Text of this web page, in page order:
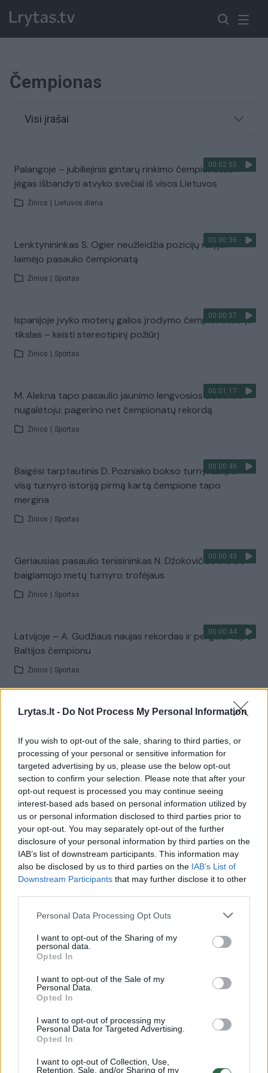
Lrytas.lt - Do Not Process My Personal Information
If you wish to opt-out of the sale, sharing to third parties, or
processing of your personal or sensitive information for
targeted advertising by us, please use the below opt-out
section to confirm your selection. Please note that after your
opt-out request is processed you may continue seeing
interest-based ads based on personal information utilized by
us or personal information disclosed to third parties prior to
your opt-out. You may separately opt-out of the further
disclosure of your personal information by third parties on the
IAB’s list of downstream participants. This information may
also be disclosed by us to third parties on the IAB’s List of
Downstream Participants that may further disclose it to other
Personal Data Processing Opt Outs
I want to opt-out of the Sharing of my
personal data.
Opted In
I want to opt-out of the Sale of my
Personal Data.
Opted In
I want to opt-out of processing my
Personal Data for Targeted Advertising.
Opted In
I want to opt-out of Collection, Use,
Retention, Sale, and/or Sharing of my
Čempionas
Visi įrašai
00:02:55
Palangoje – jubiliejinis gintarų rinkimo čempionatas:
jėgas išbandyti atvyko svečiai iš visos Lietuvos
Žinios Lietuvos diena
00:00:36
Lenktynininkas S. Ogier neužleidžia pozicijų ralyje:
laimėjo pasaulio čempionatą
Žinios Sportas
00:00:37
Ispanijoje įvyko moterų galios įrodymo čempionatas: jo
tikslas – keisti stereotipinį požiūrį
Žinios Sportas
00:01:17
M. Alekna tapo pasaulio jaunimo lengvosios atletikos
nugalėtoju: pagerino net čempionatų rekordą
Žinios Sportas
00:00:49
Baigėsi tarptautinis D. Pozniako bokso turnyras: per
visą turnyro istoriją pirmą kartą čempione tapo
mergina
Žinios Sportas
00:00:43
Geriausias pasaulio tenisininkas N. Džokovičius liko be
baigiamojo metų turnyro trofėjaus
Žinios Sportas
00:00:44
Latvijoje – A. Gudžiaus naujas rekordas ir pergalė: tapo
Baltijos čempionu
Žinios Sportas
00:00:40
Londono mišrių kovos menų turnyre neapsieita be
Žinios | Sportas
00:21:51
Čempionai 2019-05-25
Laidos | Čempionai
00:01:16
Tigerio Woodso pasiekimas nepaliko abejingų – galvas
lenkė ir politikai
Žinios | Sportas
00:02:39
Jaudinanti istorija: 17-metis plaukikas Adomas – aukso
medalininkas
Žinios | Lietuvos diena
Neįtikėtinas D. Rapšio pasirodymas – tapo planetos
Žinios | Sportas
00:01:56